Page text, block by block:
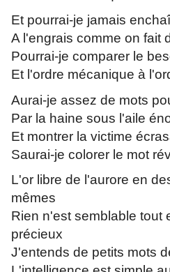
Et pourrai-je jamais
A l'engrais comme on fait
Pourrai-je comparer le
Et l'ordre mécanique à
Aurai-je assez de mots
Par la haine sous l'aile
Et montrer la victime
Saurai-je colorer le mot
L'or libre de l'aurore en
mêmes
Rien n'est semblable tout
précieux
J'entends de petits mots